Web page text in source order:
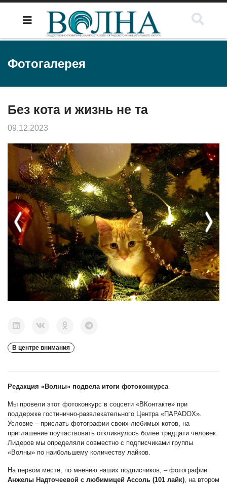
Фотогалерея
Без кота и жизнь не та
09.12.2023
Previous Next
В центре внимания
Редакция «Волны» подвела итоги фотоконкурса
Мы провели этот фотоконкурс в соцсети «ВКонтакте» при
поддержке гостинично-развлекательного Центра «ПАРАDOX».
Условие – прислать фотографии своих любимых котов, на
приглашение поучаствовать откликнулось более тридцати человек.
Лидеров мы определяли совместно с подписчиками группы
«Волны» по наибольшему количеству лайков.
На первом месте, по мнению наших подписчиков, – фотографии
Анжелы Надточеевой с любимицей Ассоль (101 лайк) , на втором